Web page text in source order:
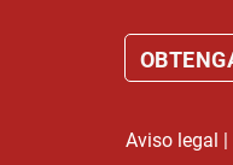
Aviso legal |